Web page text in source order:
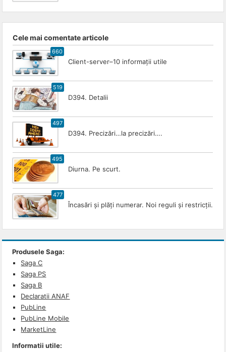
Cele mai comentate articole
660
Client-server–10 informații utile
519
D394. Detalii
497
D394. Precizări…la precizări….
495
Diurna. Pe scurt.
477
Încasări și plăți numerar. Noi reguli și restricții.
Produsele Saga:
Saga C
Saga PS
Saga B
Declaratii ANAF
PubLine
PubLine Mobile
MarketLine
Informatii utile: